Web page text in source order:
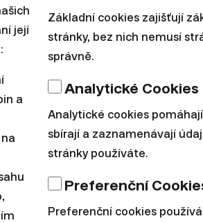
Šimon Pekar| 24. září
Osobní finance
Výkonnost
2024
její
a
Základní cookies zajišťují
stránky, bez nich nemusí
správně.
Analytické Cookies
Analytické cookies
sbírají a zaznamenávají
stránky používáte.
Preferenční
Preferenční cookies